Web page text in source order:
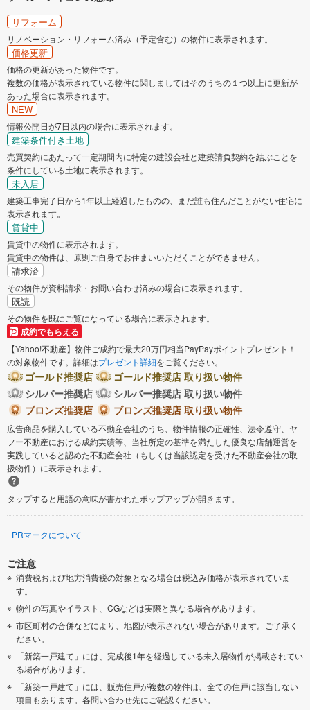
リフォーム
リノベーション・リフォーム済み（予定含む）の物件に表示されます。
価格更新
価格の更新があった物件です。
複数の価格が表示されている物件に関しましてはそのうちの１つ以上に更新が
あった場合に表示されます。
NEW
情報公開日が7日以内の場合に表示されます。
建築条件付き土地
売買契約にあたって一定期間内に特定の建設会社と建築請負契約を結ぶことを
条件にしている土地に表示されます。
未入居
建築工事完了日から1年以上経過したものの、まだ誰も住んだことがない住宅に
表示されます。
賃貸中
賃貸中の物件に表示されます。
賃貸中の物件は、原則ご自身でお住まいいただくことができません。
請求済
その物件が資料請求・お問い合わせ済みの場合に表示されます。
既読
その物件を既にご覧になっている場合に表示されます。
成約でもらえる
【Yahoo!不動産】物件ご成約で最大20万円相当PayPayポイントプレゼント！
の対象物件です。詳細はプレゼント詳細をご覧ください。
ゴールド推奨店
ゴールド推奨店 取り扱い物件
シルバー推奨店
シルバー推奨店 取り扱い物件
ブロンズ推奨店
ブロンズ推奨店 取り扱い物件
広告商品を購入している不動産会社のうち、物件情報の正確性、法令遵守、ヤ
フー不動産における成約実績等、当社所定の基準を満たした優良な店舗運営を
実践していると認めた不動産会社（もしくは当該認定を受けた不動産会社の取
扱物件）に表示されます。
タップすると用語の意味が書かれたポップアップが開きます。
PRマークについて
ご注意
消費税および地方消費税の対象となる場合は税込み価格が表示されていま
す。
物件の写真やイラスト、CGなどは実際と異なる場合があります。
市区町村の合併などにより、地図が表示されない場合があります。ご了承く
ださい。
「新築一戸建て」には、完成後1年を経過している未入居物件が掲載されてい
る場合があります。
「新築一戸建て」には、販売住戸が複数の物件は、全ての住戸に該当しない
項目もあります。各問い合わせ先にご確認ください。